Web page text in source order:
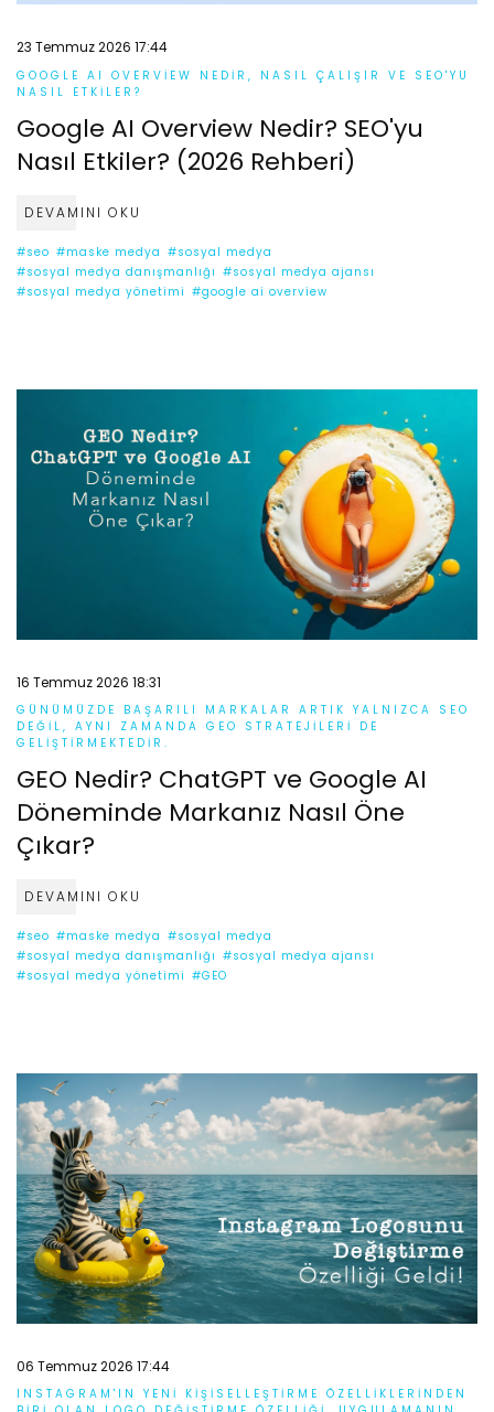
23 Temmuz 2026 17:44
GOOGLE AI OVERVIEW NEDIR, NASIL ÇALIŞIR VE SEO'YU
NASIL ETKILER?
Google AI Overview Nedir? SEO'yu
Nasıl Etkiler? (2026 Rehberi)
DEVAMINI OKU
#seo #maske medya #sosyal medya
#sosyal medya danışmanlığı #sosyal medya ajansı
#sosyal medya yönetimi #google ai overview
16 Temmuz 2026 18:31
GÜNÜMÜZDE BAŞARILI MARKALAR ARTIK YALNIZCA SEO
DEĞIL, AYNI ZAMANDA GEO STRATEJILERI DE
GELIŞTIRMEKTEDIR.
GEO Nedir? ChatGPT ve Google AI
Döneminde Markanız Nasıl Öne
Çıkar?
DEVAMINI OKU
#seo #maske medya #sosyal medya
#sosyal medya danışmanlığı #sosyal medya ajansı
#sosyal medya yönetimi #GEO
06 Temmuz 2026 17:44
INSTAGRAM'IN YENI KIŞISELLEŞTIRME ÖZELLIKLERINDEN